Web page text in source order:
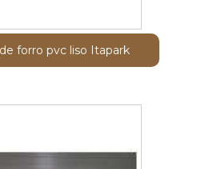
forro pvc liso Itapark